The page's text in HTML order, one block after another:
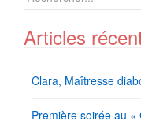
Articles
Clara, Maîtresse
Première soirée au «